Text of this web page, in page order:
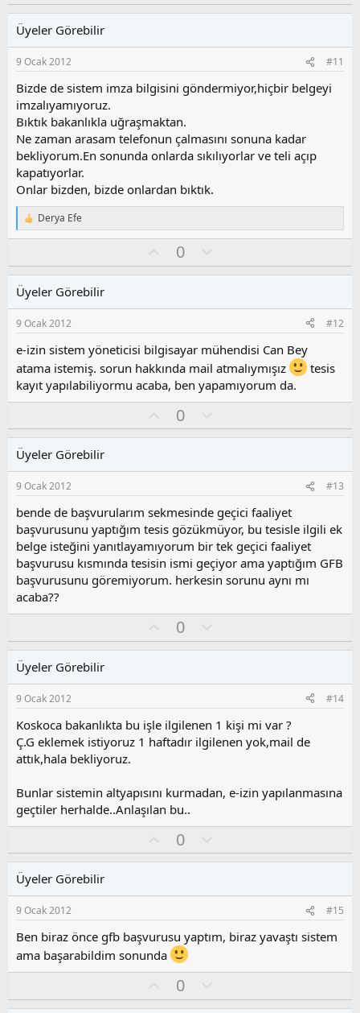
a
y l
s
u
z
l
a
Üyeler Görebilir
9 Ocak 2012 #11
Bizde de sistem imza bilgisini göndermiyor,hiçbir belgeyi
imzalıyamıyoruz.
Bıktık bakanlıkla uğraşmaktan.
Ne zaman arasam telefonun çalmasını sonuna kadar
bekliyorum.En sonunda onlarda sıkılıyorlar ve teli açıp
kapatıyorlar.
Onlar bizden, bizde onlardan bıktık.
T
e
i
l
e
r
Derya Efe
y
0
l
s
u
z
o
y
l
Üyeler Görebilir
9 Ocak 2012 #12
e-izin sistem yöneticisi bilgisayar mühendisi Can Bey
atama istemiş. sorun hakkında mail atmalıymışız
tesis
kayıt yapılabiliyormu acaba, ben yapamıyorum da.
y
0
l
s
u
z
o
y
l
a
Üyeler Görebilir
9 Ocak 2012 #13
bende de başvurularım sekmesinde geçici faaliyet
başvurusunu yaptığım tesis gözükmüyor, bu tesisle ilgili ek
belge isteğini yanıtlayamıyorum bir tek geçici faaliyet
başvurusu kısmında tesisin ismi geçiyor ama yaptığım GFB
başvurusunu göremiyorum. herkesin sorunu aynı mı
acaba??
y
0
l
s
u
z
o
a
Üyeler Görebilir
9 Ocak 2012 #14
Koskoca bakanlıkta bu işle ilgilenen 1 kişi mi var ?
Ç.G eklemek istiyoruz 1 haftadır ilgilenen yok,mail de
attık,hala bekliyoruz.
Bunlar sistemin altyapısını kurmadan, e-izin yapılanmasına
geçtiler herhalde..Anlaşılan bu..
y
0
l
s
u
z
y
a
Üyeler Görebilir
9 Ocak 2012 #15
Ben biraz önce gfb başvurusu yaptım, biraz yavaştı sistem
ama başarabildim sonunda
y
0
l